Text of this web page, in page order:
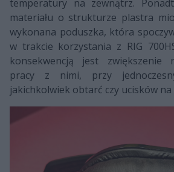
temperatury na zewnątrz.
materiału o strukturze plastra
wykonana poduszka, która
w trakcie korzystania z RIG
konsekwencją jest zwiększenie
pracy z nimi, przy
jakichkolwiek obtarć czy ucisków na